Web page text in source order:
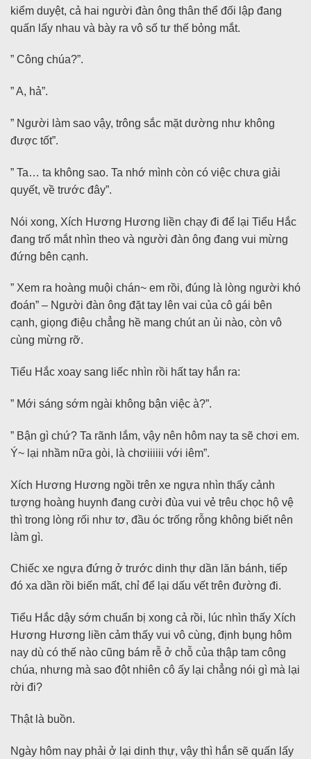
kiểm duyệt, cả hai người đàn ông thân thể đối lập đang
quấn lấy nhau và bày ra vô số tư thế bỏng mắt.
” Công chúa?”.
” A, hả”.
” Người làm sao vậy, trông sắc mặt dường như không
được tốt”.
” Ta… ta không sao. Ta nhớ mình còn có việc chưa giải
quyết, về trước đây”.
Nói xong, Xích Hương Hương liền chạy đi để lại Tiểu Hắc
đang trố mắt nhìn theo và người đàn ông đang vui mừng
đứng bên cạnh.
” Xem ra hoàng muội chán~ em rồi, đúng là lòng người khó
đoán” – Người đàn ông đặt tay lên vai của cô gái bên
cạnh, giọng điệu chẳng hề mang chút an ủi nào, còn vô
cùng mừng rỡ.
Tiểu Hắc xoay sang liếc nhìn rồi hất tay hắn ra:
” Mới sáng sớm ngài không bận việc à?”.
” Bận gì chứ? Ta rãnh lắm, vậy nên hôm nay ta sẽ chơi em.
Ý~ lại nhầm nữa gòi, là chơiiiiii với iêm”.
Xích Hương Hương ngồi trên xe ngựa nhìn thấy cảnh
tượng hoàng huynh đang cười đùa vui vẻ trêu chọc hộ vệ
thì trong lòng rối như tơ, đầu óc trống rỗng không biết nên
làm gì.
Chiếc xe ngựa đứng ở trước dinh thự dần lăn bánh, tiếp
đó xa dần rồi biến mất, chỉ để lại dấu vết trên đường đi.
Tiểu Hắc dậy sớm chuẩn bị xong cả rồi, lúc nhìn thấy Xích
Hương Hương liền cảm thấy vui vô cùng, định bụng hôm
nay dù có thế nào cũng bám rễ ở chỗ của thập tam công
chúa, nhưng mà sao đột nhiên cô ấy lại chẳng nói gì mà lại
rời đi?
Thật là buồn.
Ngày hôm nay phải ở lại dinh thự, vậy thì hắn sẽ quấn lấy